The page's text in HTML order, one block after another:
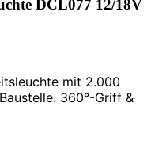
DCL077 12/18V
mit 2.000
360°-Griff &